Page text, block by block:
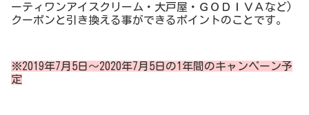
ーティワンアイスクリーム・大戸屋・ＧＯＤＩＶＡなど)
クーポンと引き換える事ができるポイントのことです。
※2019年7月5日～2020年7月5日の1年間のキャンペーン予
定